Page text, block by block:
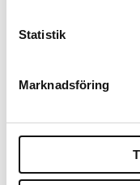
Statistik
Marknadsföring
7 juli
kan